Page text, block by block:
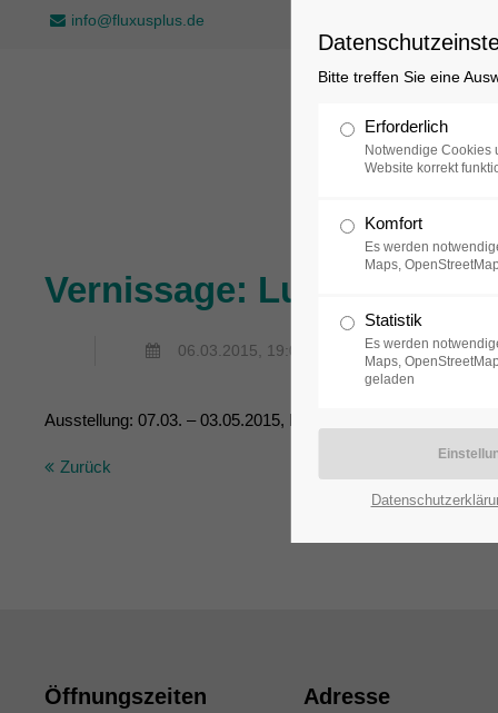
info@fluxusplus.de
Sammlung
Vernissage: Lutz Friedel
06.03.2015, 19:00–21:00
Ausstellung: 07.03. – 03.05.2015, Mi – So, 13:00 – 18:00 Uhr
Zurück
Öffnungszeiten Adresse
Bitte treffen Sie eine
Erforderlich
Notwendige Cookies
Website korrekt
Komfort
Es werden
Maps,
Statistik
Es werden
Maps,
geladen